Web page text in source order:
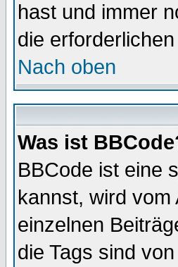
hast und immer
die
Nach oben
Was ist
BBCode ist eine
kannst, wird
einzelnen
die Tags sind